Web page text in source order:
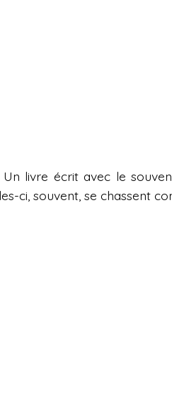
livre écrit avec le
ci, souvent, se chassent